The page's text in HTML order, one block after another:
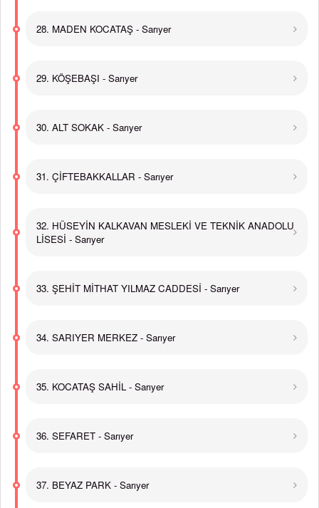
28. MADEN KOCATAŞ - Sarıyer
29. KÖŞEBAŞI - Sarıyer
30. ALT SOKAK - Sarıyer
31. ÇİFTEBAKKALLAR - Sarıyer
32. HÜSEYİN KALKAVAN MESLEKİ VE TEKNİK ANADOLU
LİSESİ - Sarıyer
33. ŞEHİT MİTHAT YILMAZ CADDESİ - Sarıyer
34. SARIYER MERKEZ - Sarıyer
35. KOCATAŞ SAHİL - Sarıyer
36. SEFARET - Sarıyer
37. BEYAZ PARK - Sarıyer